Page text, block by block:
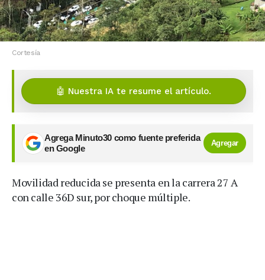
Cortesía
🤖 Nuestra IA te resume el artículo.
Agrega Minuto30 como fuente preferida
en Google
Agregar
Movilidad reducida se presenta en la carrera 27 A
con calle 36D sur, por choque múltiple.